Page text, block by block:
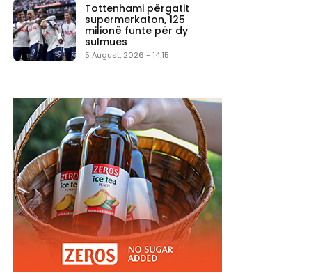
Tottenhami përgatit
supermerkaton, 125
milionë funte për dy
sulmues
5 August, 2026 - 14:15